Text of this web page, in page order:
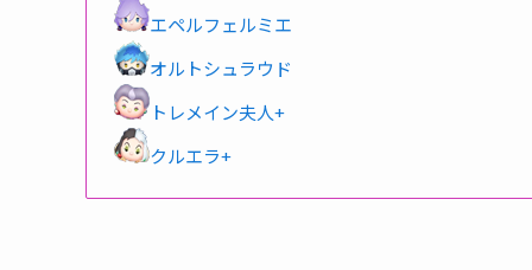
エペルフェルミエ
オルトシュラウド
トレメイン夫人+
クルエラ+